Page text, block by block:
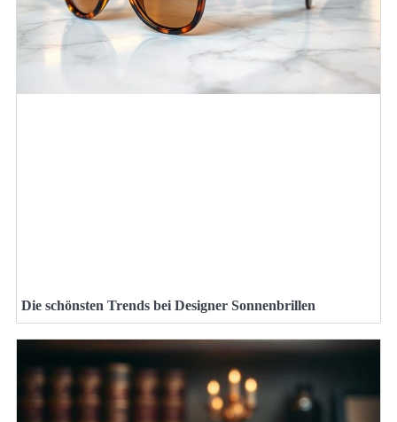
Die schönsten Trends bei Designer Sonnenbrillen